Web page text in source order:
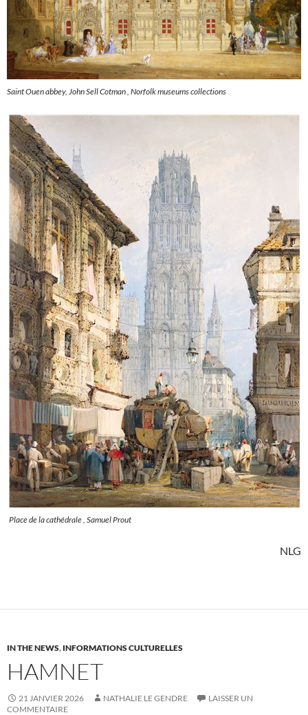
Saint Ouen abbey, John Sell Cotman , Norfolk museums collections
Place de la cathédrale , Samuel Prout
NLG
IN THE NEWS, INFORMATIONS CULTURELLES
HAMNET
21 JANVIER 2026 NATHALIE LE GENDRE
LAISSER UN
COMMENTAIRE